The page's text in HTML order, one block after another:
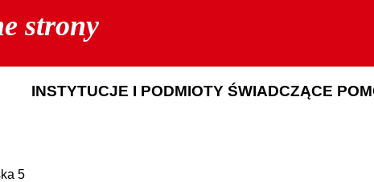
strony
INSTYTUCJE I PODMIOTY ŚWIADCZĄCE
5